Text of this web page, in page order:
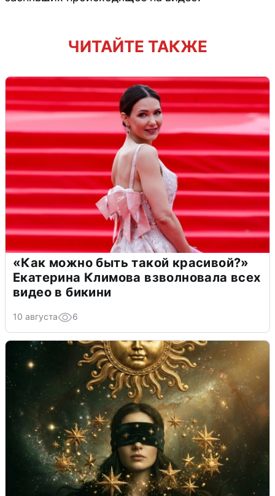
ЧИТАЙТЕ ТАКЖЕ
«Как можно быть такой красивой?»
Екатерина Климова взволновала всех
видео в бикини
10 августа 6